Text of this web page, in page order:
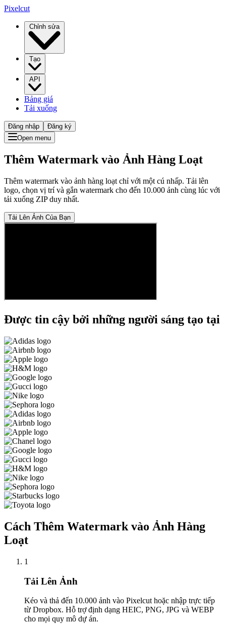
Pixelcut
Chỉnh sửa
Tạo
API
Bảng giá
Tải xuống
Đăng nhập
Đăng ký
Open menu
Thêm Watermark vào Ảnh Hàng Loạt
Thêm watermark vào ảnh hàng loạt chỉ với một cú nhấp. Tải lên
logo, chọn vị trí và gắn watermark cho đến 10.000 ảnh cùng lúc với
tải xuống ZIP duy nhất.
Tải Lên Ảnh Của Bạn
Được tin cậy bởi những người sáng tạo tại
Cách Thêm Watermark vào Ảnh Hàng
Loạt
1
Tải Lên Ảnh
Kéo và thả đến 10.000 ảnh vào Pixelcut hoặc nhập trực tiếp
từ Dropbox. Hỗ trợ định dạng HEIC, PNG, JPG và WEBP
cho mọi quy mô dự án.